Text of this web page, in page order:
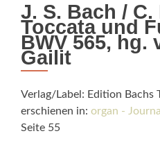
J. S. Bach / C.
Toccata und
BWV 565, hg.
Gailit
Verlag/Label: Edition Bachs
erschienen in: organ -
Seite 55